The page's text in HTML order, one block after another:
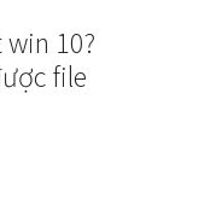
10?
file